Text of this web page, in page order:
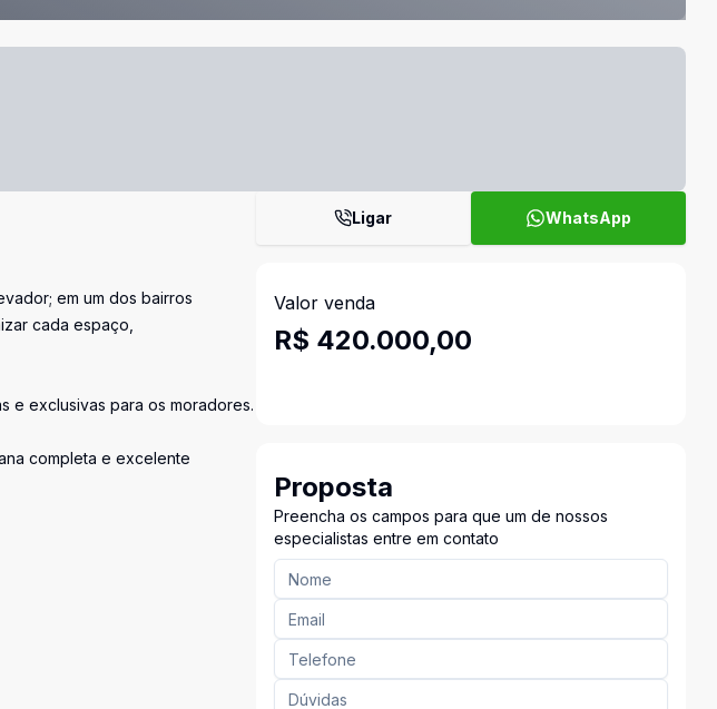
em um dos bairros
cada espaço,
e exclusivas para os moradores.
completa e excelente
Ligar WhatsApp
Valor venda
R$ 420.000,00
Proposta
Preencha os campos para que um de nossos
especialistas entre em contato